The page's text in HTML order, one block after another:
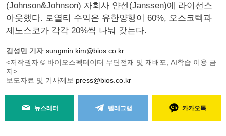
(Johnson&Johnson) 자회사 얀센(Janssen)에 라이선스
아웃했다. 로열티 수익은 유한양행이 60%, 오스코텍과
제노스코가 각각 20%씩 나눠 갖는다.
김성민 기자 sungmin.kim@bios.co.kr
<저작권자 © 바이오스펙테이터 무단전재 및 재배포, AI학습 이용 금
지>
보도자료 및 기사제보 press@bios.co.kr
뉴스레터 텔레그램 카카오톡